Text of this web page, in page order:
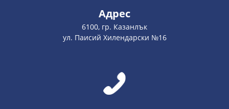
Адрес
6100, гр. Казанлък
ул. Паисий Хилендарски №16